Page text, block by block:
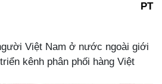
PT
Việt Nam ở nước ngoài giới
kênh phân phối hàng Việt